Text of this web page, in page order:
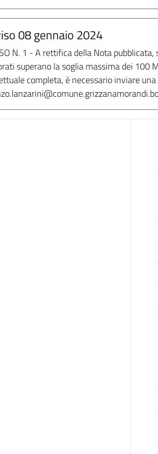
08 gennaio 2024
N. 1 - A rettifica della Nota
superano la soglia massima dei 100
completa, è necessario inviare